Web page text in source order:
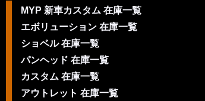
MYP 新車カスタム 在庫一覧
エボリューション 在庫一覧
ショベル 在庫一覧
パンヘッド 在庫一覧
カスタム 在庫一覧
アウトレット 在庫一覧